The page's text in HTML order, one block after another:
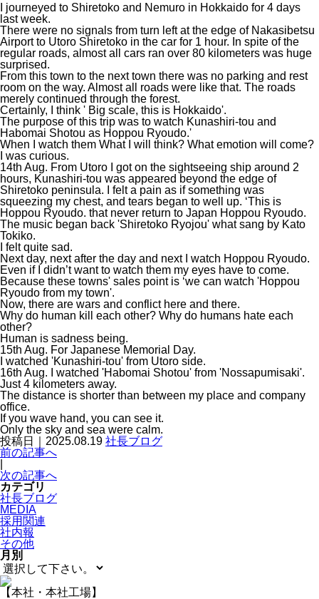
I journeyed to Shiretoko and Nemuro in Hokkaido for 4 days
last week.
There were no signals from turn left at the edge of Nakasibetsu
Airport to Utoro Shiretoko in the car for 1 hour. In spite of the
regular roads, almost all cars ran over 80 kilometers was huge
surprised.
From this town to the next town there was no parking and rest
room on the way. Almost all roads were like that. The roads
merely continued through the forest.
Certainly, I think ' Big scale, this is Hokkaido'.
The purpose of this trip was to watch Kunashiri-tou and
Habomai Shotou as Hoppou Ryoudo.'
When I watch them What I will think? What emotion will come?
I was curious.
14th Aug. From Utoro I got on the sightseeing ship around 2
hours, Kunashiri-tou was appeared beyond the edge of
Shiretoko peninsula. I felt a pain as if something was
squeezing my chest, and tears began to well up. ‘This is
Hoppou Ryoudo. that never return to Japan Hoppou Ryoudo.
The music began back 'Shiretoko Ryojou' what sang by Kato
Tokiko.
I felt quite sad.
Next day, next after the day and next I watch Hoppou Ryoudo.
Even if I didn’t want to watch them my eyes have to come.
Because these towns' sales point is ‘we can watch 'Hoppou
Ryoudo from my town'.
Now, there are wars and conflict here and there.
Why do human kill each other? Why do humans hate each
other?
Human is sadness being.
15th Aug. For Japanese Memorial Day.
I watched 'Kunashiri-tou' from Utoro side.
16th Aug. I watched 'Habomai Shotou' from 'Nossapumisaki'.
Just 4 kilometers away.
The distance is shorter than between my place and company
office.
If you wave hand, you can see it.
Only the sky and sea were calm.
投稿日｜2025.08.19 社長ブログ
前の記事へ
次の記事へ
カテゴリ
社長ブログ
MEDIA
採用関連
社内報
その他
月別
【本社・本社工場】